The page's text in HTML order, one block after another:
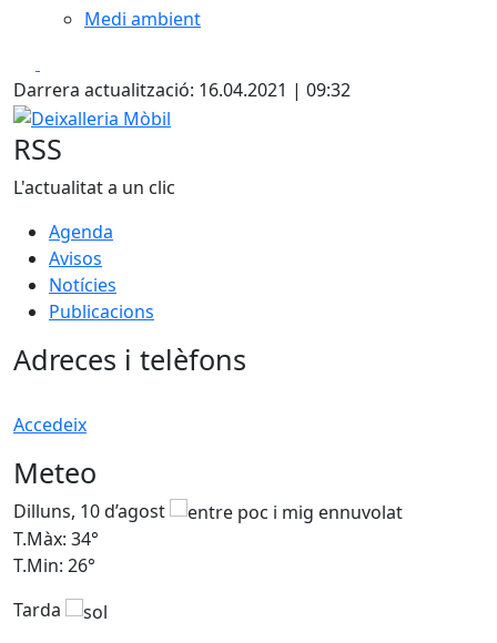
Medi ambient
Darrera actualització: 16.04.2021 | 09:32
Deixalleria Mòbil
RSS
L'actualitat a un clic
Agenda
Avisos
Notícies
Publicacions
Adreces i telèfons
Accedeix
Meteo
Dilluns, 10 d’agost
T.Màx: 34°
T.Min: 26°
Tarda